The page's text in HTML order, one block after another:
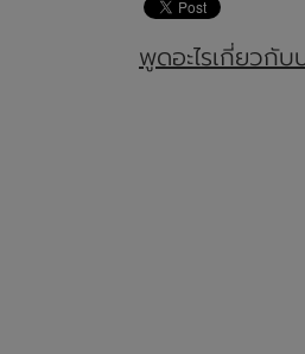
พูดอะไรเกี่ยวกับ